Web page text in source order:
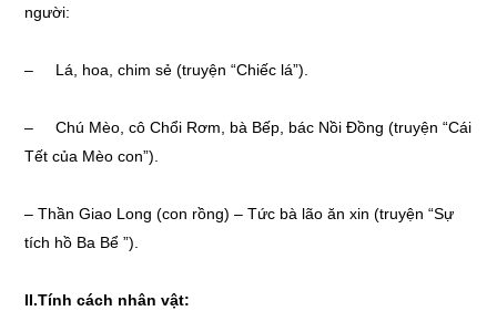
người:
– Lá, hoa, chim sẻ (truyện “Chiếc lá”).
– Chú Mèo, cô Chổi Rơm, bà Bếp, bác Nồi Đồng (truyện “Cái
Tết của Mèo con”).
– Thần Giao Long (con rồng) – Tức bà lão ăn xin (truyện “Sự
tích hồ Ba Bể ”).
II.Tính cách nhân vật: